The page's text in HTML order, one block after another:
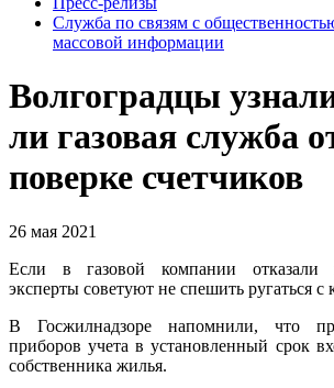
Служба по связям с
массовой информации
Волгоградцы
ли газовая служба
поверке счетчиков
26 мая 2021
Если в газовой компании отказали
эксперты советуют не спешить ругаться с
В Госжилнадзоре напомнили, что
приборов учета в установленный срок
собственника жилья.